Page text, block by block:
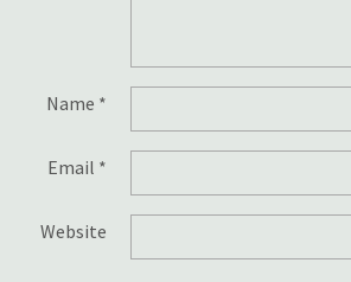
Name *
Email *
Website